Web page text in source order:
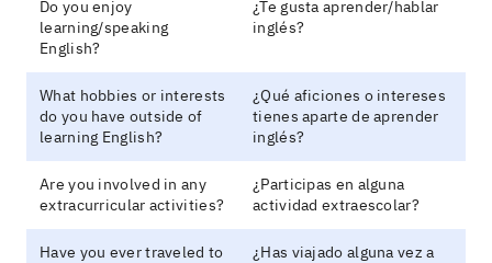
Do you enjoy
learning/speaking
English?
¿Te gusta aprender/hablar
inglés?
What hobbies or interests
do you have outside of
learning English?
¿Qué aficiones o intereses
tienes aparte de aprender
inglés?
Are you involved in any
extracurricular activities?
¿Participas en alguna
actividad extraescolar?
Have you ever traveled to
¿Has viajado alguna vez a